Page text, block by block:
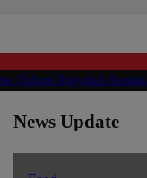
Penyebab Kematian
News Update